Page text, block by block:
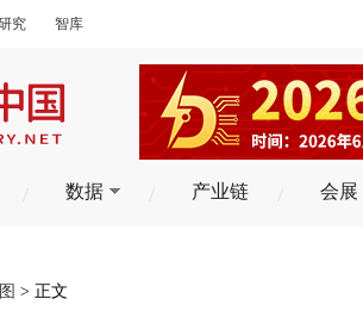
究 智库
数据 产业链 会展
> 正文